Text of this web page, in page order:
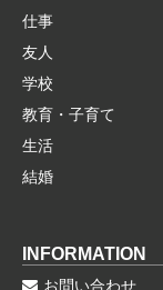
仕事
友人
学校
教育・子育て
生活
結婚
INFORMATION
お問い合わせ